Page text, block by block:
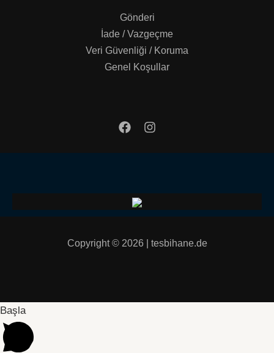
Gönderi
İade / Vazgeçme
Veri Güvenliği / Koruma
Genel Koşullar
Copyright © 2026 | tesbihane.de
Başla